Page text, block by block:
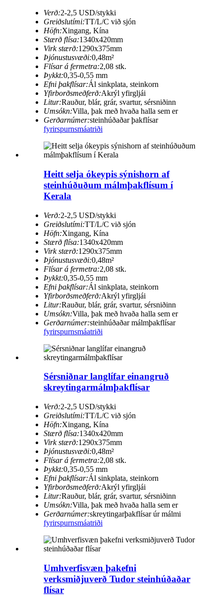
Verð:2-2,5 USD/stykki
Greiðslutími:TT/L/C við sjón
Höfn:Xingang, Kína
Stærð flísa:1340x420mm
Virk stærð:1290x375mm
Þjónustusvæði:0,48m²
Flísar á fermetra:2,08 stk.
Þykkt:0,35-0,55 mm
Efni þakflísar:Ál sinkplata, steinkorn
Yfirborðsmeðferð:Akrýl yfirgljái
Litur:Rauður, blár, grár, svartur, sérsniðinn
Umsókn:Villa, þak með hvaða halla sem er
Gerðarnúmer:steinhúðaðar þakflísar
fyrirspurnsmáatriði
Heitt selja ókeypis sýnishorn af
steinhúðuðum málmþakflísum í
Kerala
Verð:2-2,5 USD/stykki
Greiðslutími:TT/L/C við sjón
Höfn:Xingang, Kína
Stærð flísa:1340x420mm
Virk stærð:1290x375mm
Þjónustusvæði:0,48m²
Flísar á fermetra:2,08 stk.
Þykkt:0,35-0,55 mm
Efni þakflísar:Ál sinkplata, steinkorn
Yfirborðsmeðferð:Akrýl yfirgljái
Litur:Rauður, blár, grár, svartur, sérsniðinn
Umsókn:Villa, þak með hvaða halla sem er
Gerðarnúmer:steinhúðaðar málmþakflísar
fyrirspurnsmáatriði
Sérsniðnar langlífar einangruð
skreytingarmálmþakflísar
Verð:2-2,5 USD/stykki
Greiðslutími:TT/L/C við sjón
Höfn:Xingang, Kína
Stærð flísa:1340x420mm
Virk stærð:1290x375mm
Þjónustusvæði:0,48m²
Flísar á fermetra:2,08 stk.
Þykkt:0,35-0,55 mm
Efni þakflísar:Ál sinkplata, steinkorn
Yfirborðsmeðferð:Akrýl yfirgljái
Litur:Rauður, blár, grár, svartur, sérsniðinn
Umsókn:Villa, þak með hvaða halla sem er
Gerðarnúmer:skreytingarþakflísar úr málmi
fyrirspurnsmáatriði
Umhverfisvæn þakefni
verksmiðjuverð Tudor steinhúðaðar
flísar